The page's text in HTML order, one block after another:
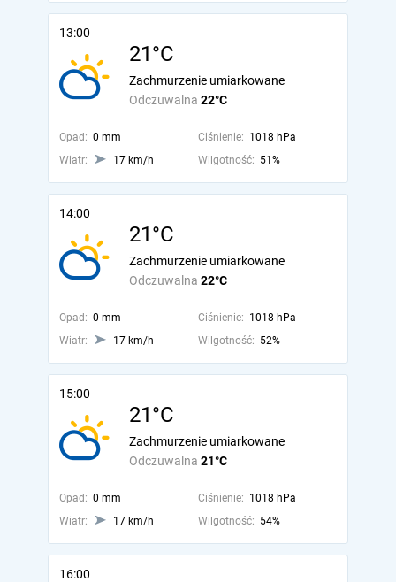
13:00
21°C
Odczuwalna 22°C
Zachmurzenie umiarkowane
Opad: 0 mm Ciśnienie: 1018 hPa
Wiatr:
17 km/h Wilgotność: 51%
14:00
21°C
Odczuwalna 22°C
Zachmurzenie umiarkowane
Opad: 0 mm Ciśnienie: 1018 hPa
Wiatr:
17 km/h Wilgotność: 52%
15:00
21°C
Odczuwalna 21°C
Zachmurzenie umiarkowane
Opad: 0 mm Ciśnienie: 1018 hPa
Wiatr:
17 km/h Wilgotność: 54%
16:00